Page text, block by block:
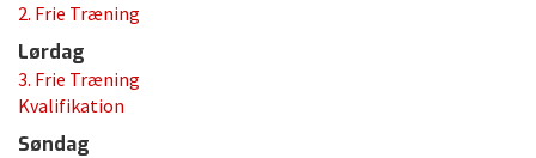
2. Frie Træning
Lørdag
3. Frie Træning
Kvalifikation
Søndag